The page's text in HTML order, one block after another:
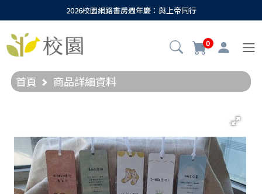
2026校園網路書房週年慶：與上帝同行
0
首頁 商品詳細資料